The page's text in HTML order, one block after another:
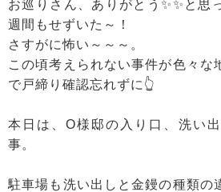
お巡りさん、ありがとう✨✨と思
週間もせずいた～！
さすがに怖い～～～。
この頃考えられない事件が色々な
で戸締り確認忘れずに👆
本日は、O様邸の入り口、洗い
事。
駐車場も洗い出しと金鏝の種類の